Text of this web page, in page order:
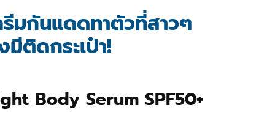
มกันแดดทาตัวที่สาวๆ
ติดกระเป๋า!
Body Serum SPF50+